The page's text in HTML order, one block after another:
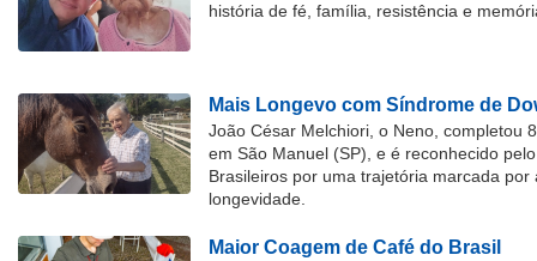
história de fé, família, resistência e
Mais Longevo com Síndrome de
João César Melchiori, o Neno, completou
em São Manuel (SP), e é reconhecido
Brasileiros por uma trajetória marcada por
longevidade.
Maior Coagem de Café do Brasil